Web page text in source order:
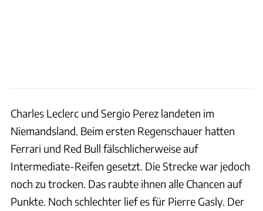
Charles Leclerc und Sergio Perez landeten im
Niemandsland. Beim ersten Regenschauer hatten
Ferrari und Red Bull fälschlicherweise auf
Intermediate-Reifen gesetzt. Die Strecke war jedoch
noch zu trocken. Das raubte ihnen alle Chancen auf
Punkte. Noch schlechter lief es für Pierre Gasly. Der